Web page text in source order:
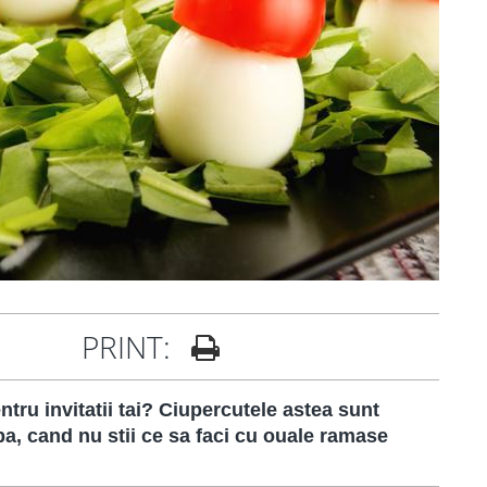
PRINT:
invitatii tai? Ciupercutele astea sunt
cand nu stii ce sa faci cu ouale ramase